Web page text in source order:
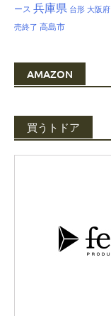
ース 兵庫県 台形 大阪府
売終了 高島市
AMAZON
買うトドア